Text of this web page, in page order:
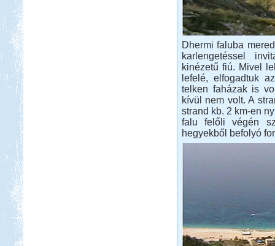
Dhermi faluba
karlengetéssel
kinézetű fiú. Mivel
lefelé, elfogadtuk
telken faházak is
kívül nem volt. A
strand kb. 2 km-en
falu felőli végén
hegyekből befolyó